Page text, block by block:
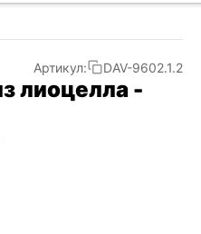
Артикул: DAV-9602.1.2